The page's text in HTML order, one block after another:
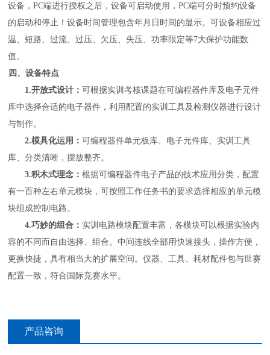
设备，PC端进行授权之后，设备可启动使用，PC端可分时预约设备
的启动和停止！设备时间管理包含年月日时间的显示。可设备相应过
温、短路、过流、过压、欠压、失压、功率限定等7大保护功能数
值。
四、设备特点
1.开放式设计 ：可根据实训考核课题在可编程器件库及电子元件
库中选择合适的电子器件，利用配置的实训工具及检测仪器进行设计
与制作。
2.模具化运用 ：可编程器件单元板库、电子元件库、实训工具
库、分类清晰，摆放整齐。
3.积木式理念 ：根据可编程器件电子产品的技术应用分类，配置
有一百种左右单元模块，可按照工作任务书的要求选择相应的单元模
块组成控制电路。
4.巧妙的组合 ： 实训电路模块配置丰富，各模块可以根据实验内
容的不同而自由选择、组合。中间连线全部用快速接头，操作方便，
更换快捷，具有相当大的扩展空间。仪器、工具、耗材配件包与世赛
配置一致，符合国际竞赛水平。
产品咨询